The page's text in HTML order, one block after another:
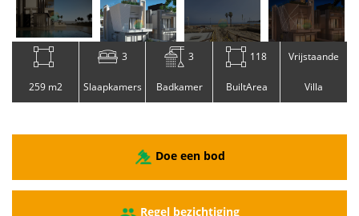
259 m2
3
Slaapkamers
3
Badkamer
118
BuiltArea
Vrijstaande
Villa
Doe een bod
Regel bezichtiging